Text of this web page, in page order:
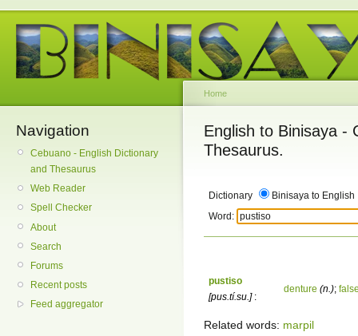
Navigation
Cebuano - English Dictionary
and Thesaurus
Web Reader
Spell Checker
About
Search
Forums
Recent posts
Feed aggregator
Home
English to Binisaya -
Thesaurus.
Dictionary
Binisaya to English
Word:
pustiso
[pus.tí.su.]:
denture (n.);
Related words: marpil